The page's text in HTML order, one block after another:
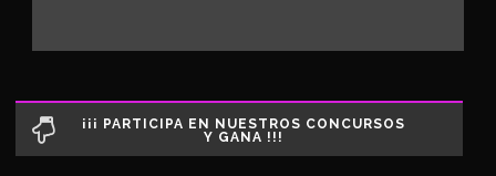
¡¡¡ PARTICIPA EN NUESTROS CONCURSOS
Y GANA !!!